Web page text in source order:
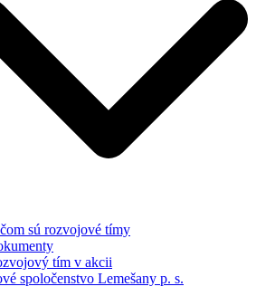
sú rozvojové tímy
tím v akcii
spoločenstvo Lemešany p. s.